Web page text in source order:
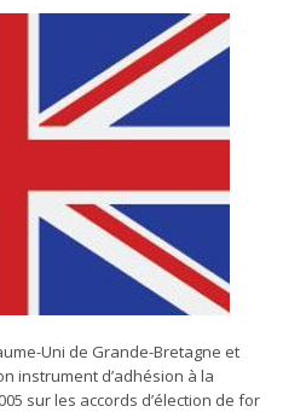
Uni de Grande-Bretagne et
instrument d’adhésion à la
sur les accords d’élection de for